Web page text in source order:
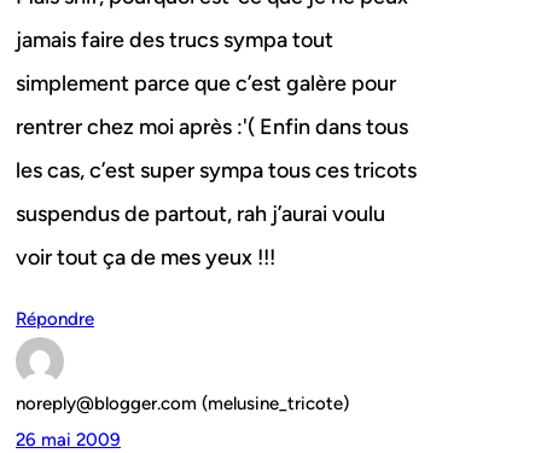
jamais faire des trucs sympa tout
simplement parce que c’est galère pour
rentrer chez moi après :'( Enfin dans tous
les cas, c’est super sympa tous ces tricots
suspendus de partout, rah j’aurai voulu
voir tout ça de mes yeux !!!
Répondre
noreply@blogger.com (melusine_tricote)
26 mai 2009